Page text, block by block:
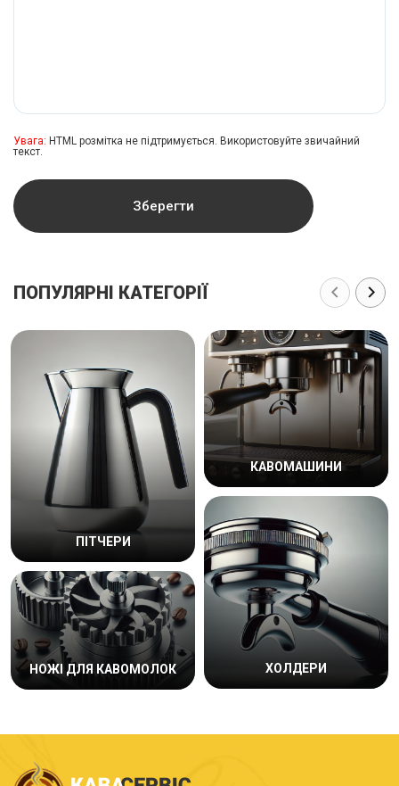
Увага: HTML розмітка не підтримується. Використовуйте звичайний
текст.
Зберегти
ПОПУЛЯРНІ КАТЕГОРІЇ
ПІТЧЕРИ
НОЖІ ДЛЯ КАВОМОЛОК
КАВОМАШИНИ
ХОЛДЕРИ